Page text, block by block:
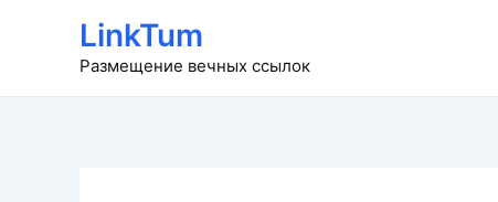
содержимому
LinkTum
Размещение вечных ссылок